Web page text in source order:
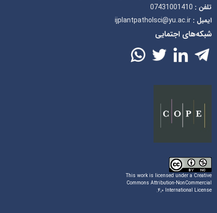
تلفن : 07431001410
ایمیل : ijplantpatholsci@yu.ac.ir
شبکه‌های اجتمایی
This work is licensed under aCreative
Commons Attribution-NonCommercial
۴,۰ International License.